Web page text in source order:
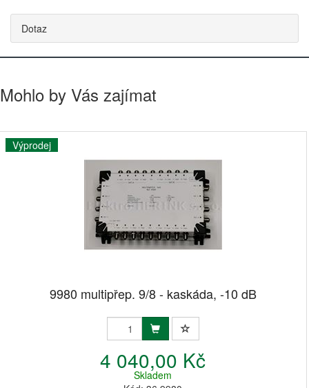
Dotaz
Mohlo by Vás zajímat
Výprodej
9980 multipřep. 9/8 - kaskáda, -10 dB
4 040,00 Kč
Skladem